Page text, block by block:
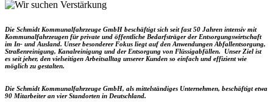
Die Schmidt Kommunalfahrzeuge GmbH beschäftigt sich seit fast 50 Jahren intensiv mit
Kommunalfahrzeugen für private und öffentliche Bedarfsträger der Entsorgungswirtschaft
im In- und Ausland. Unser besonderer Fokus liegt auf den Anwendungen Abfallentsorgung,
Straßenreinigung, Kanalreinigung und der Entsorgung von Flüssigabfällen. Unser Ziel ist
es seit jeher, den vielseitigen Arbeitsalltag unserer Kunden so einfach und effizient wie
möglich zu gestalten.
Die Schmidt Kommunalfahrzeuge GmbH, als mittelständiges Unternehmen, beschäftigt etwa
90 Mitarbeiter an vier Standorten in Deutschland.